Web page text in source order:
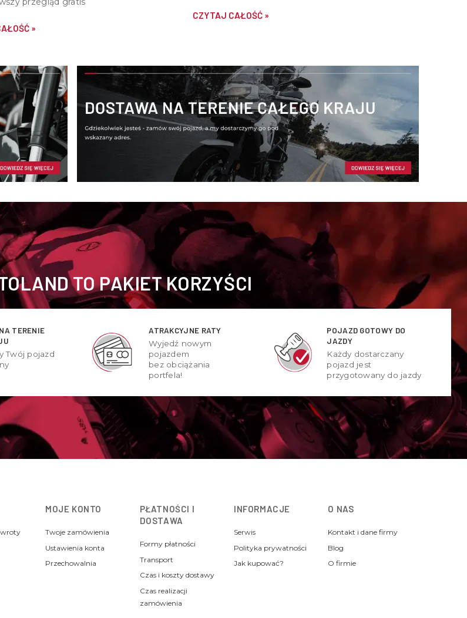
»
CZYTAJ CAŁOŚĆ »
TO PAKIET KORZYŚCI
TERENIE
Twój pojazd
ATRAKCYJNE RATY
Wyjedź nowym
pojazdem
bez obciążania
portfela!
POJAZD GOTOWY DO
JAZDY
Każdy dostarczany
pojazd jest
przygotowany do jazdy
MOJE KONTO
Twoje zamówienia
Ustawienia konta
Przechowalnia
PŁATNOŚCI I
DOSTAWA
Formy płatności
Transport
Czas i koszty dostawy
Czas realizacji
zamówienia
INFORMACJE
Serwis
Polityka prywatności
Jak kupować?
O NAS
Kontakt i dane firmy
Blog
O firmie